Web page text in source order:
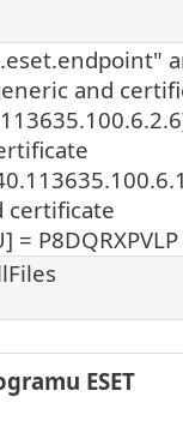
and
certificate
= P8DQRXPVLP
ESET